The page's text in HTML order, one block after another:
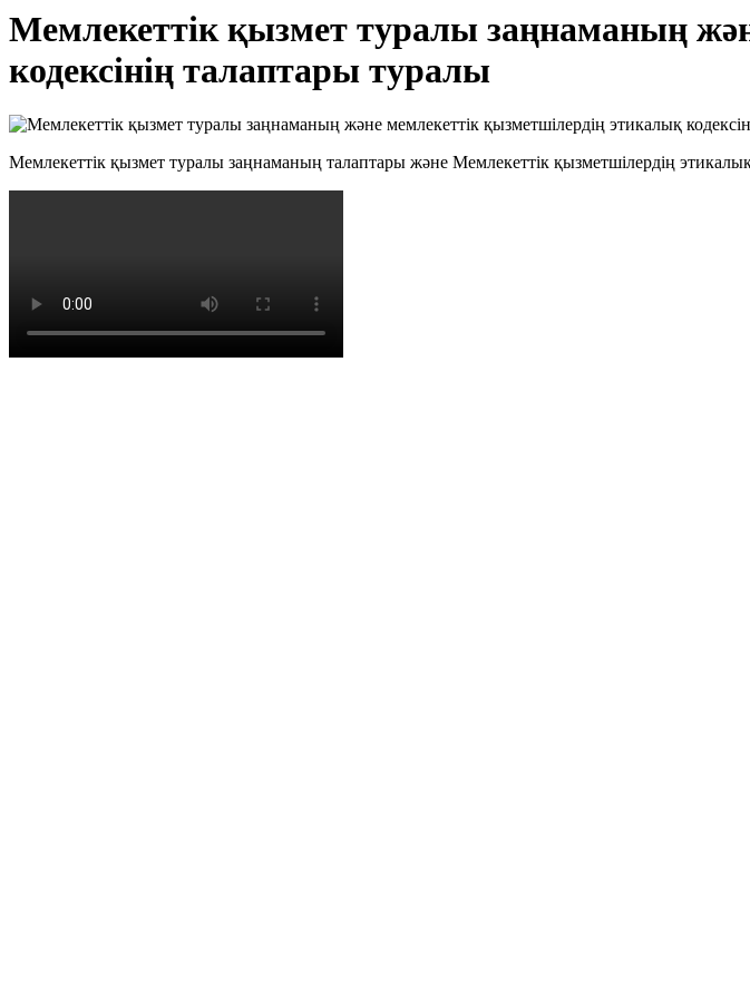
Мемлекеттік қызмет туралы заңнаманың
кодексінің талаптары туралы
Мемлекеттік қызмет туралы заңнаманың талаптары және Мемлекеттік қызметшілердің